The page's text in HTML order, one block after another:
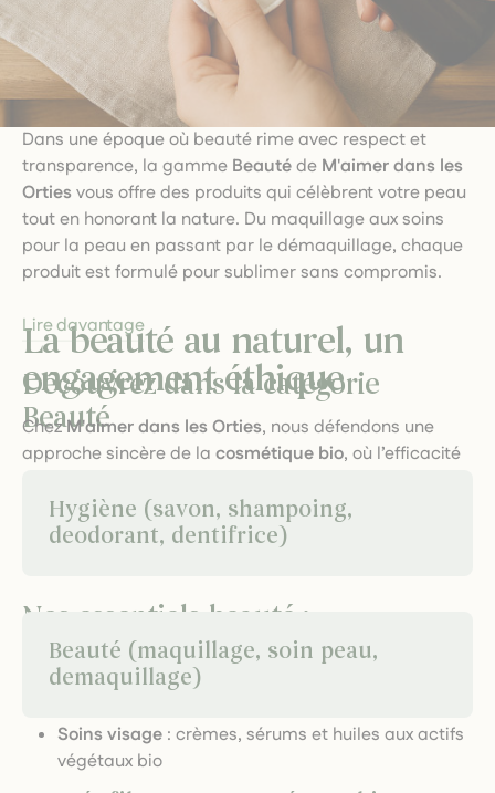
Dans une époque où beauté rime avec respect et
transparence, la gamme Beautéde M'aimer dans les
Ortiesvous offre des produits qui célèbrent votre peau
tout en honorant la nature. Du maquillage aux soins
pour la peau en passant par le démaquillage, chaque
produit est formulé pour sublimer sans compromis.
La beauté au naturel, un
engagement éthique
ChezM'aimer dans les Orties, nous défendons une
approche sincère de la cosmétique bio, où l’efficacité
Nos soins révèlent votre beauté naturelle tout en
prenant soin de votre peau avec des ingrédients doux,
Nos essentiels beauté :
Maquillage naturel: poudres, fards et rouges à
lèvres riches en pigments végétaux
Soins visage : crèmes, sérums et huiles aux actifs
végétaux bio
Lire davantage
Découvrez dans la catégorie
Beauté
Hygiène (savon, shampoing,
deodorant, dentifrice)
Beauté (maquillage, soin peau,
demaquillage)